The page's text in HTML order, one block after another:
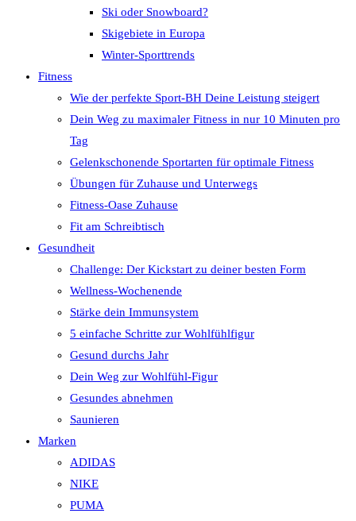
Ski oder Snowboard?
Skigebiete in Europa
Winter-Sporttrends
Fitness
Wie der perfekte Sport-BH Deine Leistung steigert
Dein Weg zu maximaler Fitness in nur 10 Minuten pro
Tag
Gelenkschonende Sportarten für optimale Fitness
Übungen für Zuhause und Unterwegs
Fitness-Oase Zuhause
Fit am Schreibtisch
Gesundheit
Challenge: Der Kickstart zu deiner besten Form
Wellness-Wochenende
Stärke dein Immunsystem
5 einfache Schritte zur Wohlfühlfigur
Gesund durchs Jahr
Dein Weg zur Wohlfühl-Figur
Gesundes abnehmen
Saunieren
Marken
ADIDAS
NIKE
PUMA